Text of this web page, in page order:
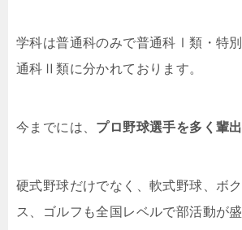
学科は普通科のみで普通科Ⅰ類・特
通科Ⅱ類に分かれております。
今までには、 プロ野球選手を多く輩
硬式野球だけでなく、軟式野球、ボ
ス、ゴルフも全国レベルで部活動が